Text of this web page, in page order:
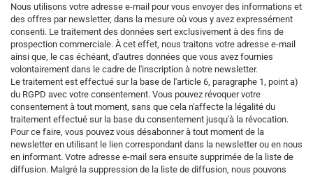
Nous utilisons votre adresse e-mail pour vous envoyer des informations et
des offres par newsletter, dans la mesure où vous y avez expressément
consenti. Le traitement des données sert exclusivement à des fins de
prospection commerciale. À cet effet, nous traitons votre adresse e-mail
ainsi que, le cas échéant, d'autres données que vous avez fournies
volontairement dans le cadre de l'inscription à notre newsletter.
Le traitement est effectué sur la base de l'article 6, paragraphe 1, point a)
du RGPD avec votre consentement. Vous pouvez révoquer votre
consentement à tout moment, sans que cela n'affecte la légalité du
traitement effectué sur la base du consentement jusqu'à la révocation.
Pour ce faire, vous pouvez vous désabonner à tout moment de la
newsletter en utilisant le lien correspondant dans la newsletter ou en nous
en informant. Votre adresse e-mail sera ensuite supprimée de la liste de
diffusion. Malgré la suppression de la liste de diffusion, nous pouvons